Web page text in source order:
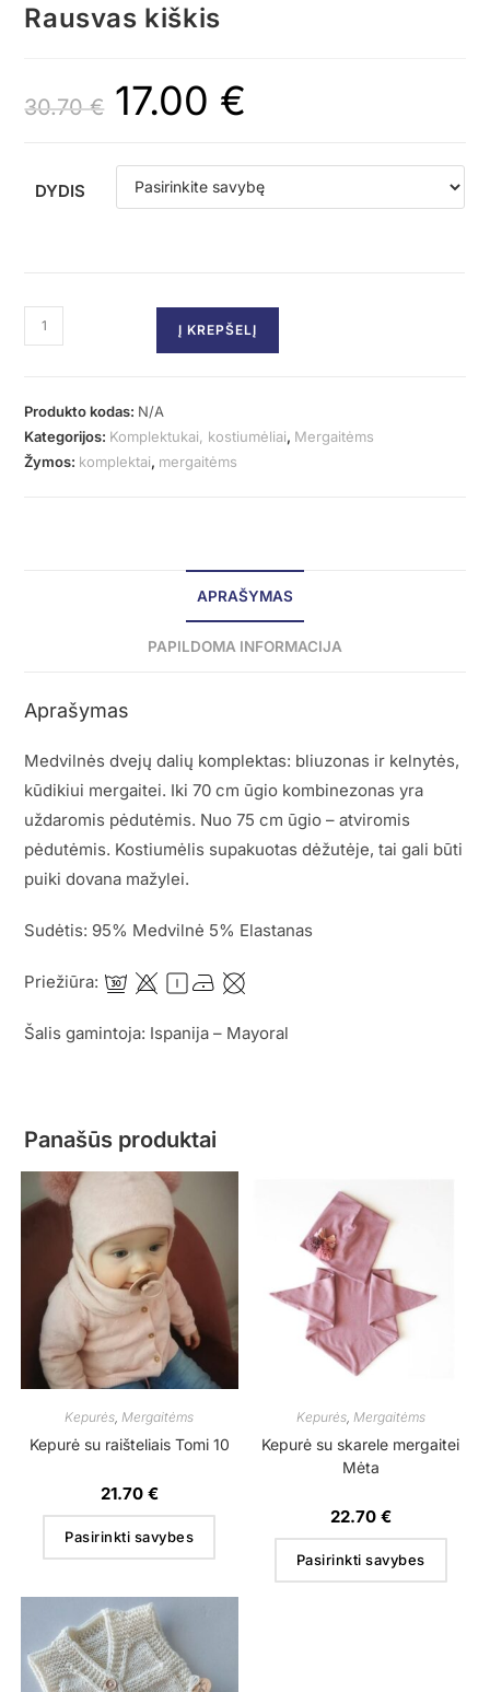
Rausvas kiškis
30.70€ 17.00 €
DYDIS
Į KREPŠELĮ
Produkto kodas: N/A
Kategorijos: Komplektukai, kostiumėliai, Mergaitėms
Žymos: komplektai, mergaitėms
APRAŠYMAS
PAPILDOMA INFORMACIJA
Aprašymas
Medvilnės dvejų dalių komplektas: bliuzonas ir kelnytės,
kūdikiui mergaitei. Iki 70 cm ūgio kombinezonas yra
uždaromis pėdutėmis. Nuo 75 cm ūgio – atviromis
pėdutėmis. Kostiumėlis supakuotas dėžutėje, tai gali būti
puiki dovana mažylei.
Sudėtis: 95% Medvilnė 5% Elastanas
Priežiūra:
Šalis gamintoja: Ispanija – Mayoral
Panašūs produktai
Kepurės,Mergaitėms
Kepurė su raišteliais Tomi 10
21.70 €
Pasirinkti savybes
Kepurės, Mergaitėms
Kepurė su skarele mergaitei
Mėta
22.70 €
Pasirinkti savybes